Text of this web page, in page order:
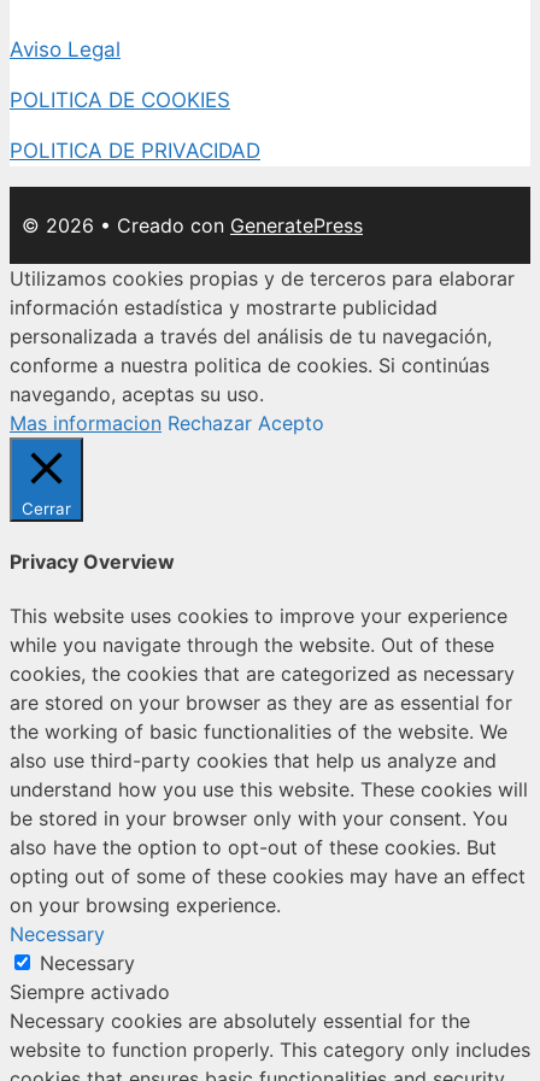
Aviso Legal
POLITICA DE COOKIES
POLITICA DE PRIVACIDAD
© 2026 • Creado con GeneratePress
Utilizamos cookies propias y de terceros para elaborar
información estadística y mostrarte publicidad
personalizada a través del análisis de tu navegación,
conforme a nuestra politica de cookies. Si continúas
navegando, aceptas su uso.
Mas informacion Rechazar Acepto
Cerrar
Privacy Overview
This website uses cookies to improve your experience
while you navigate through the website. Out of these
cookies, the cookies that are categorized as necessary
are stored on your browser as they are as essential for
the working of basic functionalities of the website. We
also use third-party cookies that help us analyze and
understand how you use this website. These cookies will
be stored in your browser only with your consent. You
also have the option to opt-out of these cookies. But
opting out of some of these cookies may have an effect
on your browsing experience.
Necessary
Necessary
Siempre activado
Necessary cookies are absolutely essential for the
website to function properly. This category only includes